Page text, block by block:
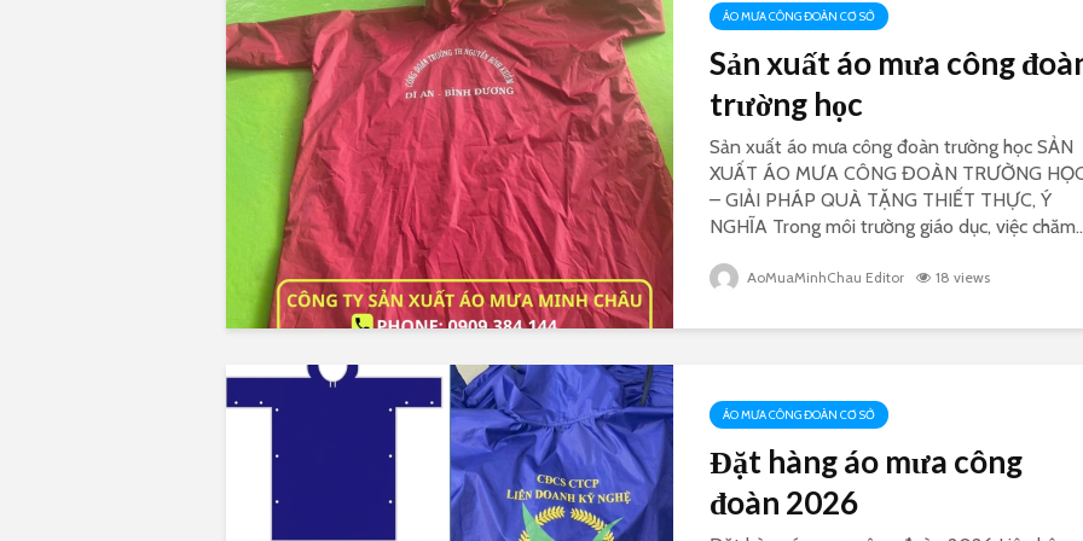
ÁO MƯA CÔNG ĐOÀN CƠ SỞ
Sản xuất áo mưa công
trường học
Sản xuất áo mưa công đoàn trường học SẢN
XUẤT ÁO MƯA CÔNG ĐOÀN TRƯỜNG
– GIẢI PHÁP QUÀ TẶNG THIẾT THỰC, Ý
NGHĨA Trong môi trường giáo dục, việc
AoMuaMinhChau Editor 18 views
ÁO MƯA CÔNG ĐOÀN CƠ SỞ
Đặt hàng áo mưa công
đoàn 2026